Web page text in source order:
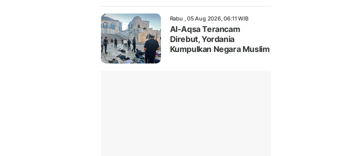
Rabu , 05 Aug 2026, 06:11 WIB
Al-Aqsa Terancam
Direbut, Yordania
Kumpulkan Negara Muslim